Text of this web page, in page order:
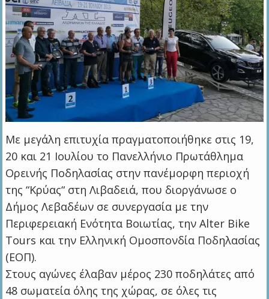
Με μεγάλη επιτυχία πραγματοποιήθηκε στις 19,
20 και 21 Ιουλίου το Πανελλήνιο Πρωτάθλημα
Ορεινής Ποδηλασίας στην πανέμορφη περιοχή
της “Κρύας“ στη Λιβαδειά, που διοργάνωσε ο
Δήμος Λεβαδέων σε συνεργασία με την
Περιφερειακή Ενότητα Βοιωτίας, την Alter Bike
Tours και την Ελληνική Ομοσπονδία Ποδηλασίας
(ΕΟΠ).
Στους αγώνες έλαβαν μέρος 230 ποδηλάτες από
48 σωματεία όλης της χώρας, σε όλες τις